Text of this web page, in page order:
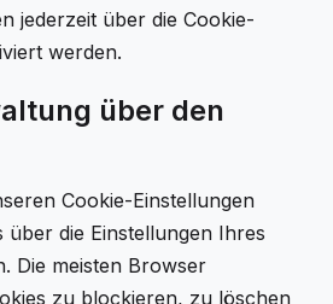
jederzeit über die Cookie-
werden.
über den
Cookie-Einstellungen
über die Einstellungen Ihres
Die meisten Browser
zu blockieren, zu löschen